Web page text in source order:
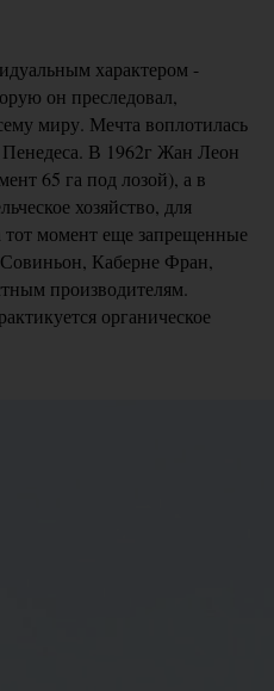
характером -
он преследовал,
миру. Мечта воплотилась
В 1962г Жан Леон
65 га под лозой), а в
хозяйство, для
момент еще запрещенные
Каберне Фран,
производителям.
органическое